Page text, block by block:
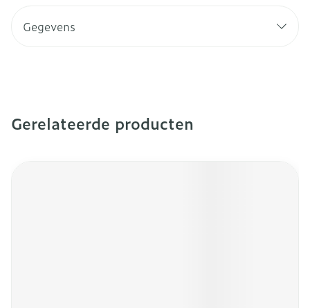
Gegevens
Gerelateerde producten